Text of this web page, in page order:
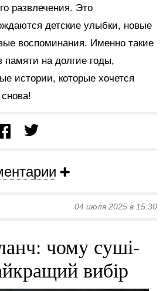
развлечения. Это
детские улыбки, новые
воспоминания. Именно такие
на долгие годы,
истории, которые хочется
04 июля 2025 в 15:30
чому суші-
вибір